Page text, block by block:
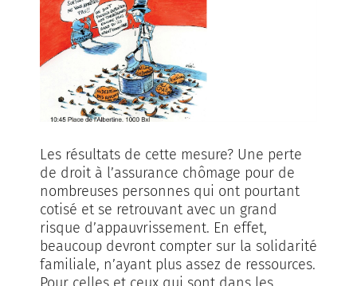
Les résultats de cette mesure? Une perte
de droit à l’assurance chômage pour de
nombreuses personnes qui ont pourtant
cotisé et se retrouvant avec un grand
risque d’appauvrissement. En effet,
beaucoup devront compter sur la solidarité
familiale, n’ayant plus assez de ressources.